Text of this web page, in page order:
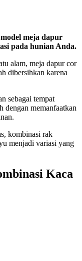
meja dapur
pada hunian Anda.
alam, meja dapur cor
dibersihkan karena
sebagai tempat
dengan memanfaatkan
kombinasi rak
menjadi variasi yang
Kaca